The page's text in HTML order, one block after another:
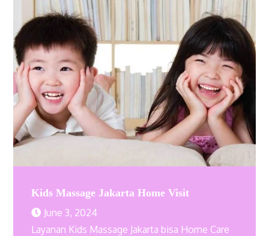
Kids Massage Jakarta Home Visit
June 3, 2024
Layanan Kids Massage Jakarta bisa Home Care